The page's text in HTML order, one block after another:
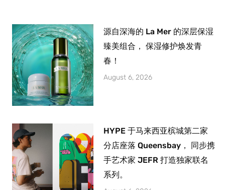
源自深海的 La Mer 的深层保湿
臻美组合， 保湿修护焕发青
春！
August 6, 2026
HYPE 于马来西亚槟城第二家
分店座落 Queensbay， 同步携
手艺术家 JEFR 打造独家联名
系列。